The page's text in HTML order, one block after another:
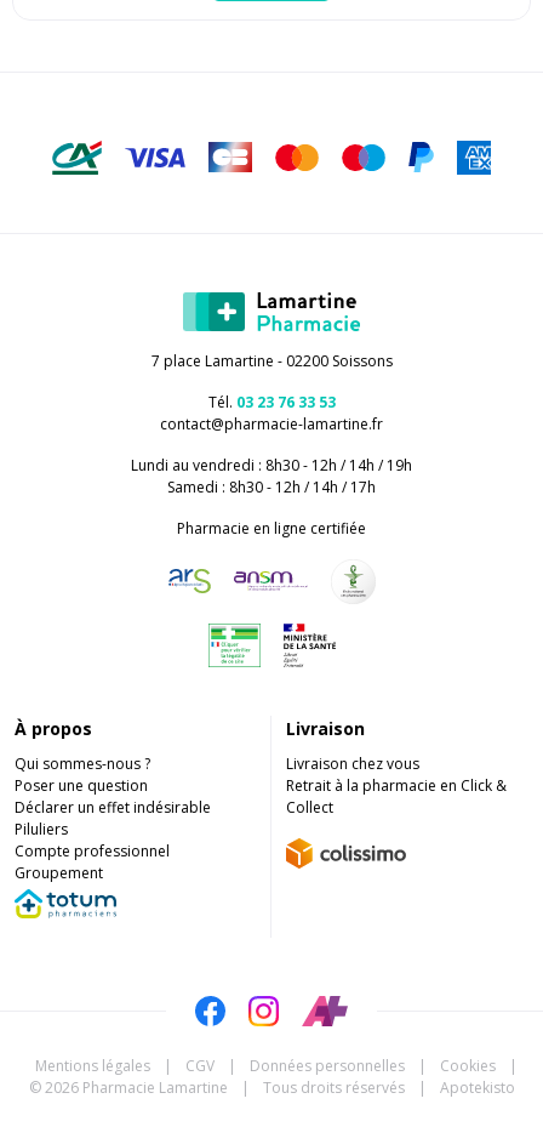
7 place Lamartine - 02200 Soissons
Tél. 03 23 76 33 53
contact@pharmacie-lamartine.fr
Lundi au vendredi : 8h30 - 12h / 14h / 19h
Samedi : 8h30 - 12h / 14h / 17h
Pharmacie en ligne certifiée
À propos
Qui sommes-nous ?
Poser une question
Déclarer un effet indésirable
Piluliers
Compte professionnel
Groupement
Livraison
Livraison chez vous
Retrait à la pharmacie en Click &
Collect
Mentions légales | CGV | Données personnelles | Cookies
|
© 2026 Pharmacie Lamartine
| Tous droits réservés | Apotekisto